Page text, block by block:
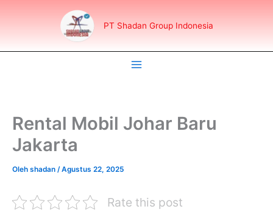
PT Shadan Group Indonesia
Rental Mobil Johar Baru
Jakarta
Oleh shadan /Agustus 22, 2025
Rate this post